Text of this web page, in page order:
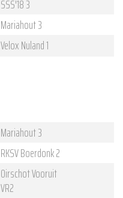
SSS'18 3
Mariahout 3
Velox Nuland 1
Mariahout 3
RKSV Boerdonk 2
Oirschot Vooruit
VR2